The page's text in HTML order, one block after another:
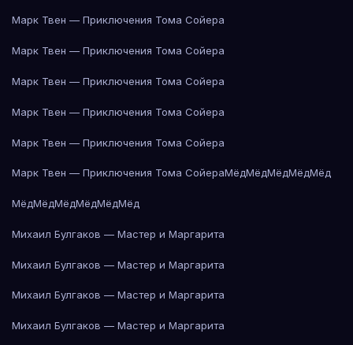
Марк Твен — Приключения Тома Сойера
Марк Твен — Приключения Тома Сойера
Марк Твен — Приключения Тома Сойера
Марк Твен — Приключения Тома Сойера
Марк Твен — Приключения Тома Сойера
Марк Твен — Приключения Тома СойераМёдМёдМёдМёдМёд
МёдМёдМёдМёдМёдМёд
Михаил Булгаков — Мастер и Маргарита
Михаил Булгаков — Мастер и Маргарита
Михаил Булгаков — Мастер и Маргарита
Михаил Булгаков — Мастер и Маргарита